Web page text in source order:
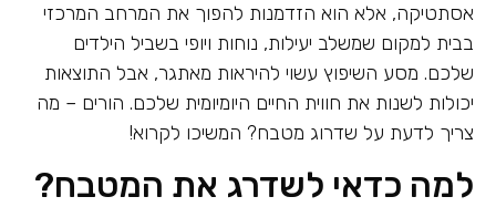
אסתטיקה, אלא הוא הזדמנות להפוך את המרחב המרכזי
בבית למקום שמשלב יעילות, נוחות ויופי בשביל הילדים
שלכם. מסע השיפוץ עשוי להיראות מאתגר, אבל התוצאות
יכולות לשנות את חווית החיים היומיומית שלכם. הורים – מה
צריך לדעת על שדרוג מטבח? המשיכו לקרוא!
למה כדאי לשדרג את המטבח?